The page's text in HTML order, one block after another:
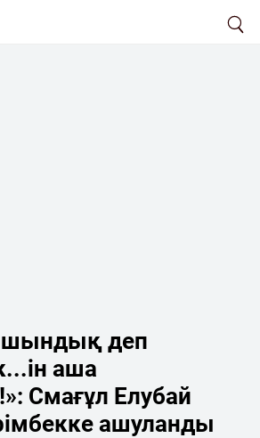
деп
аша
Смағұл Елубай
ашуланды